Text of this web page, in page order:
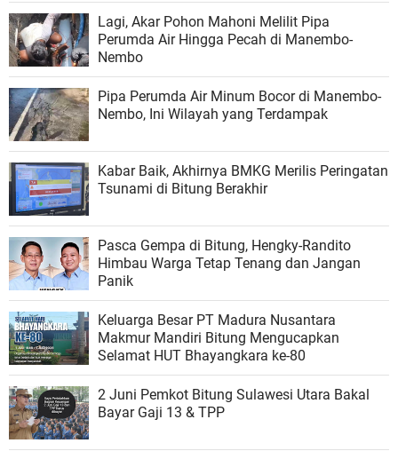
Lagi, Akar Pohon Mahoni Melilit Pipa
Perumda Air Hingga Pecah di Manembo-
Nembo
Pipa Perumda Air Minum Bocor di Manembo-
Nembo, Ini Wilayah yang Terdampak
Kabar Baik, Akhirnya BMKG Merilis Peringatan
Tsunami di Bitung Berakhir
Pasca Gempa di Bitung, Hengky-Randito
Himbau Warga Tetap Tenang dan Jangan
Panik
Keluarga Besar PT Madura Nusantara
Makmur Mandiri Bitung Mengucapkan
Selamat HUT Bhayangkara ke-80
2 Juni Pemkot Bitung Sulawesi Utara Bakal
Bayar Gaji 13 & TPP